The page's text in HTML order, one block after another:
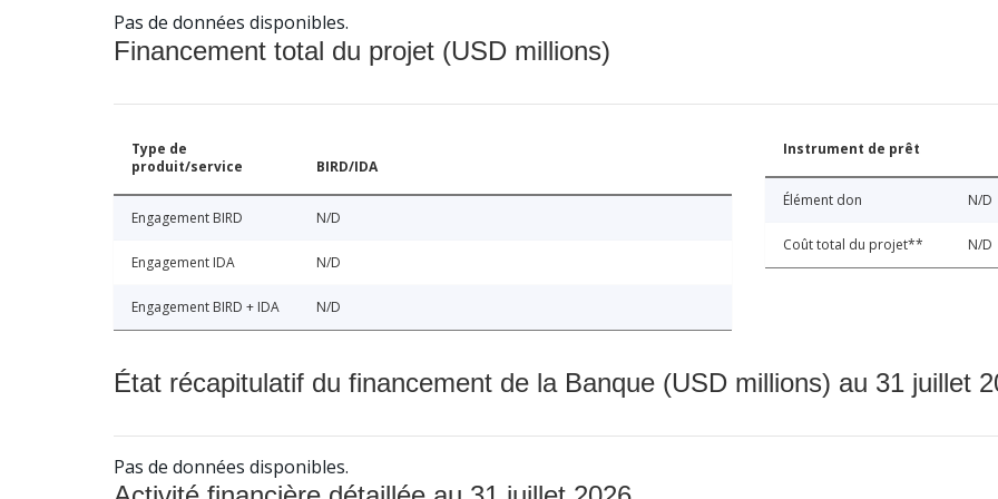
Pas de données disponibles.
Financement total du projet (USD millions)
Type de
produit/service
BIRD/IDA
Engagement BIRD N/D
Engagement IDA N/D
Engagement BIRD + IDA N/D
Instrument de prêt
Élément don N/D
Coût total du projet** N/D
État récapitulatif du financement de la Banque (USD millions) au 31 juillet
Pas de données disponibles.